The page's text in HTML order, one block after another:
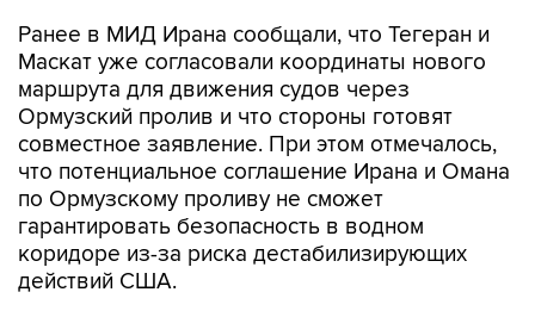
Ранее в МИД Ирана сообщали, что Тегеран и
Маскат уже согласовали координаты нового
маршрута для движения судов через
Ормузский пролив и что стороны готовят
совместное заявление. При этом отмечалось,
что потенциальное соглашение Ирана и Омана
по Ормузскому проливу не сможет
гарантировать безопасность в водном
коридоре из-за риска дестабилизирующих
действий США.